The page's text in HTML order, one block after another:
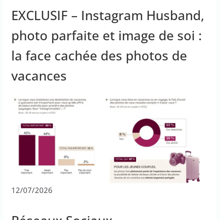
EXCLUSIF – Instagram Husband,
photo parfaite et image de soi :
la face cachée des photos de
vacances
12/07/2026